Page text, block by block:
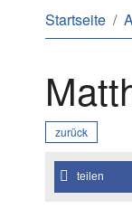
Sie sind hier:
Startseite
zurück
teilen